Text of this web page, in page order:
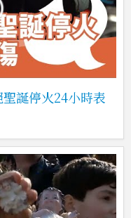
誕停火24小時表